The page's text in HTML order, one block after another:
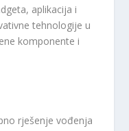
aplikacija i
tehnologije u
komponente i
rješenje vođenja